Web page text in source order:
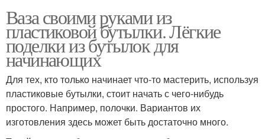
Ваза своими руками из
пластиковой бутылки. Лёгкие
поделки из бутылок для
начинающих
Для тех, кто только начинает что-то мастерить, используя
пластиковые бутылки, стоит начать с чего-нибудь
простого. Например, полочки. Вариантов их
изготовления здесь может быть достаточно много.